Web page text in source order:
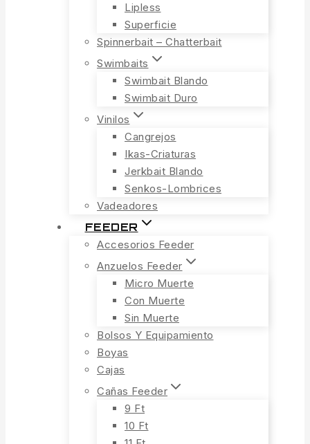
Lipless
Superficie
Spinnerbait – Chatterbait
Swimbaits
Swimbait Blando
Swimbait Duro
Vinilos
Cangrejos
Ikas-Criaturas
Jerkbait Blando
Senkos-Lombrices
Vadeadores
FEEDER
Accesorios Feeder
Anzuelos Feeder
Micro Muerte
Con Muerte
Sin Muerte
Bolsos Y Equipamiento
Boyas
Cajas
Cañas Feeder
9 Ft
10 Ft